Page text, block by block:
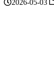
2026-05-03